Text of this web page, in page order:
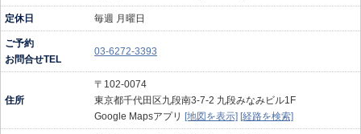
定休日 毎週 月曜日
ご予約
お問合せTEL
03-6272-3393
住所
〒102-0074
東京都千代田区九段南3-7-2 九段みなみビル1F
Google Mapsアプリ [地図を表示] [経路を検索]